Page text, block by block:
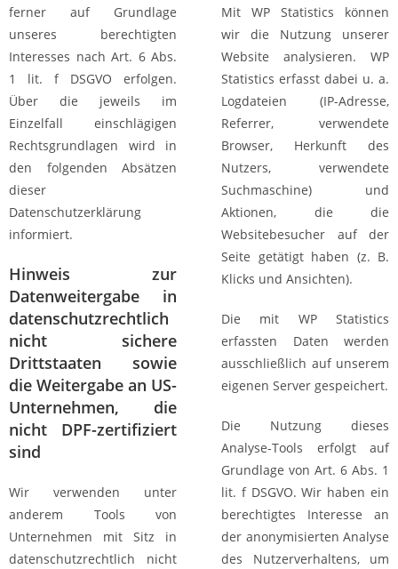
ferner auf Grundlage
unseres berechtigten
Interesses nach Art. 6 Abs.
1 lit. f DSGVO erfolgen.
Über die jeweils im
Einzelfall einschlägigen
Rechtsgrundlagen wird in
den folgenden Absätzen
dieser
Datenschutzerklärung
informiert.
Hinweis zur
Datenweitergabe in
datenschutzrechtlich
nicht sichere
Drittstaaten sowie
die Weitergabe an US-
Unternehmen, die
nicht DPF-zertifiziert
sind
Wir verwenden unter
anderem Tools von
Unternehmen mit Sitz in
datenschutzrechtlich nicht
Mit WP Statistics können
wir die Nutzung unserer
Website analysieren. WP
Statistics erfasst dabei u. a.
Logdateien (IP-Adresse,
Referrer, verwendete
Browser, Herkunft des
Nutzers, verwendete
Suchmaschine) und
Aktionen, die die
Websitebesucher auf der
Seite getätigt haben (z. B.
Klicks und Ansichten).
Die mit WP Statistics
erfassten Daten werden
ausschließlich auf unserem
eigenen Server gespeichert.
Die Nutzung dieses
Analyse-Tools erfolgt auf
Grundlage von Art. 6 Abs. 1
lit. f DSGVO. Wir haben ein
berechtigtes Interesse an
der anonymisierten Analyse
des Nutzerverhaltens, um